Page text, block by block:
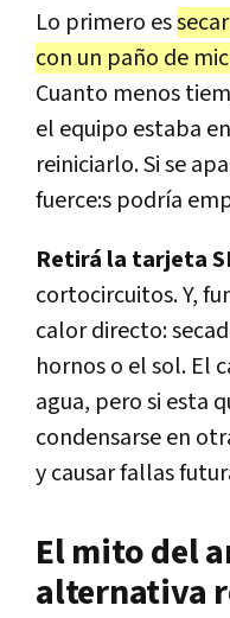
Lo primero es
con un paño de
Cuanto menos
el equipo estaba
reiniciarlo. Si se
fuerce:s podría
Retirá la tarjeta
cortocircuitos. Y,
calor directo:
hornos o el sol. El
agua, pero si esta
condensarse en
y causar fallas
El mito del
alternativa